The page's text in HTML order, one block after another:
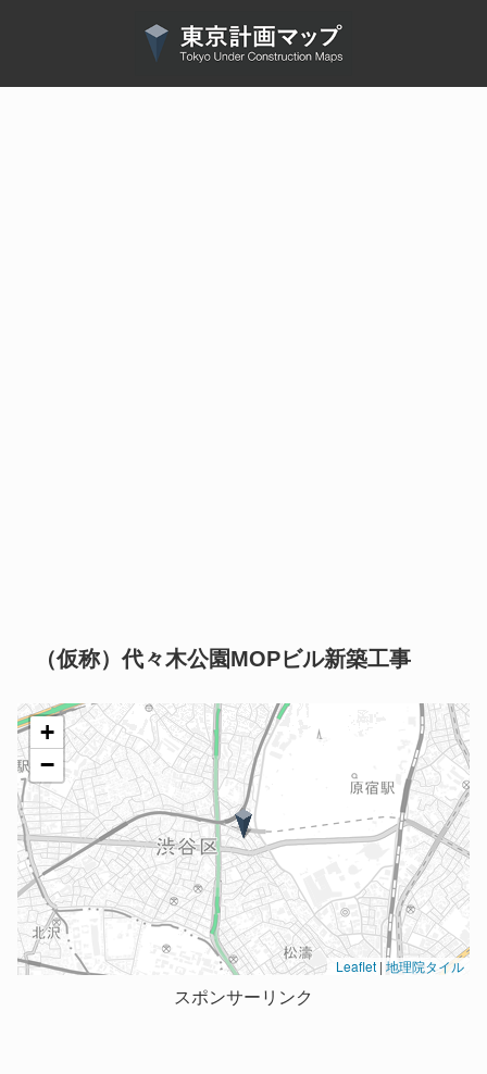
（仮称）代々木公園MOPビル新築工事
+
−
Leaflet | 地理院タイル
スポンサーリンク